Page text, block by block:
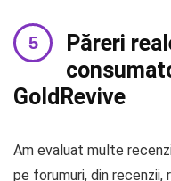
Păreri
GoldRevive
Am evaluat multe
pe forumuri, din recenzii,